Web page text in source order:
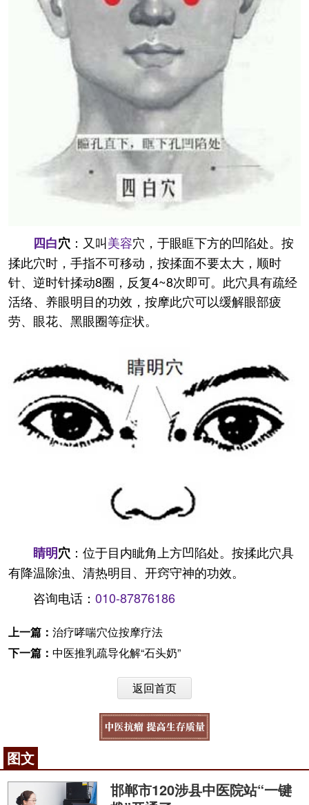
四白穴 ：又叫美容穴，于眼眶下方的凹陷处。按
揉此穴时，手指不可移动，按揉面不要太大，顺时
针、逆时针揉动8圈，反复4~8次即可。此穴具有疏经
活络、养眼明目的功效，按摩此穴可以缓解眼部疲
劳、眼花、黑眼圈等症状。
睛明穴 ：位于目内眦角上方凹陷处。按揉此穴具
有降温除浊、清热明目、开窍守神的功效。
咨询电话： 010-87876186
上一篇： 治疗哮喘穴位按摩疗法
下一篇： 中医推乳疏导化解“石头奶”
返回首页
图文
邯郸市120涉县中医院站“一键